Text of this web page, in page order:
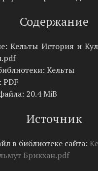
Содержание
Кельты История и
Кельты
20.4 MiB
Источник
в библиотеке сайта:
Брикхан.pdf